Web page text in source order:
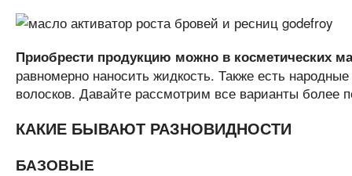
Приобрести продукцию можно в косметических
равномерно наносить жидкость. Также есть
волосков. Давайте рассмотрим все варианты более
КАКИЕ БЫВАЮТ РАЗНОВИДНОСТИ
БАЗОВЫЕ